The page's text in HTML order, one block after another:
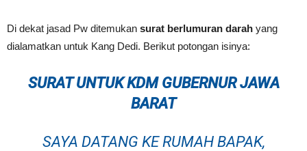
Di dekat jasad Pw ditemukan surat berlumuran darah yang
dialamatkan untuk Kang Dedi. Berikut potongan isinya:
SURAT UNTUK KDM GUBERNUR JAWA
BARAT
SAYA DATANG KE RUMAH BAPAK,